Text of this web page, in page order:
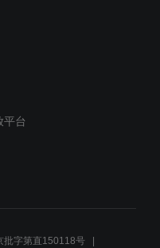
平台
批字第直150118号